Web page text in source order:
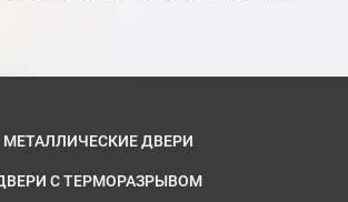
МЕТАЛЛИЧЕСКИЕ ДВЕРИ
С ТЕРМОРАЗРЫВОМ